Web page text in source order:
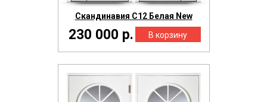
Скандинавия С12 Белая New
230 000 р.